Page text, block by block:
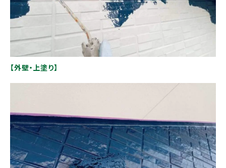
【外壁・上塗り】